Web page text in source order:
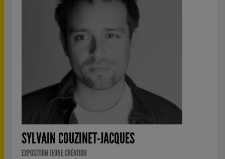
SYLVAIN COUZINET-JACQUES
EXPOSITION JEUNE CRÉATION